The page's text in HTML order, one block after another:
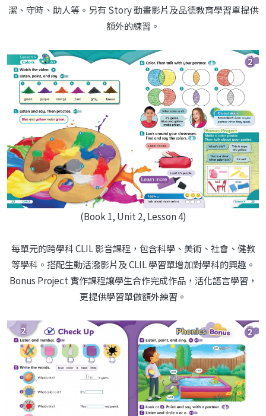
潔、守時、助人等。另有 Story 動畫影片及品德教育學習單提供
額外的練習。
(Book 1, Unit 2, Lesson 4)
每單元的跨學科 CLIL 影音課程，包含科學、美術、社會、健教
等學科。搭配生動活潑影片及 CLIL 學習單增加對學科的興趣。
Bonus Project 實作課程讓學生合作完成作品，活化語言學習，
更提供學習單做額外練習。